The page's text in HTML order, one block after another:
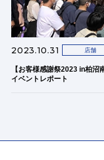
2023.10.31 店舗
【お客様感謝祭2023 in柏沼
イベントレポート